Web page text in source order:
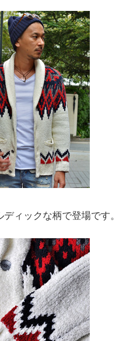
ィックな柄で登場です。